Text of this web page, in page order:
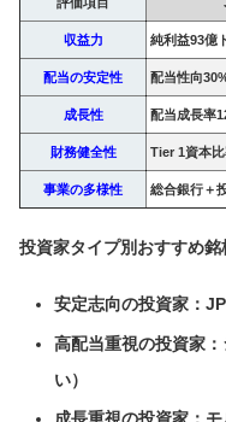
収益力 純利益93億
配当の安定性 配当性向
成長性 配当成長率
財務健全性 Tier 1資本
事業の多様性 総合銀行＋
投資家タイプ別おすすめ銘
安定志向の投資家：
高配当重視の投資家：
い）